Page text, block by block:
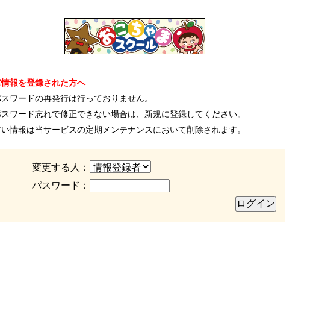
報を登録された方へ
スワードの再発行は行っておりません。
スワード忘れで修正できない場合は、新規に登録してください。
い情報は当サービスの定期メンテナンスにおいて削除されます。
変更する人：
パスワード：